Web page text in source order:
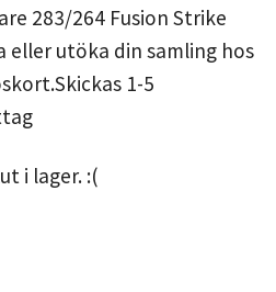
283/264 Fusion Strike
utöka din samling hos
1-5
i lager. :(